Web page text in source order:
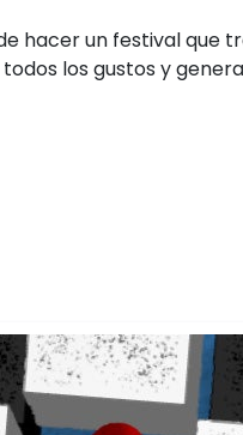
hacer un festival
los gustos y